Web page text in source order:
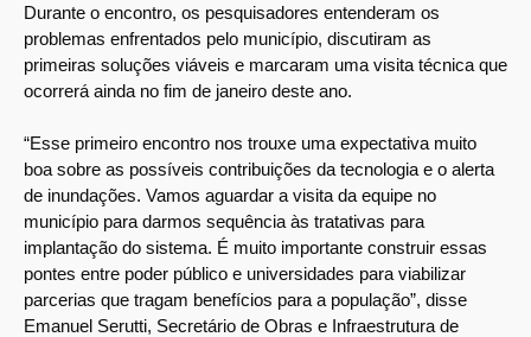
Durante o encontro, os pesquisadores entenderam os
problemas enfrentados pelo município, discutiram as
primeiras soluções viáveis e marcaram uma visita técnica que
ocorrerá ainda no fim de janeiro deste ano.
“Esse primeiro encontro nos trouxe uma expectativa muito
boa sobre as possíveis contribuições da tecnologia e o alerta
de inundações. Vamos aguardar a visita da equipe no
município para darmos sequência às tratativas para
implantação do sistema. É muito importante construir essas
pontes entre poder público e universidades para viabilizar
parcerias que tragam benefícios para a população”, disse
Emanuel Serutti, Secretário de Obras e Infraestrutura de